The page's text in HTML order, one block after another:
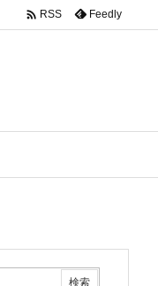
 RSS Feedly